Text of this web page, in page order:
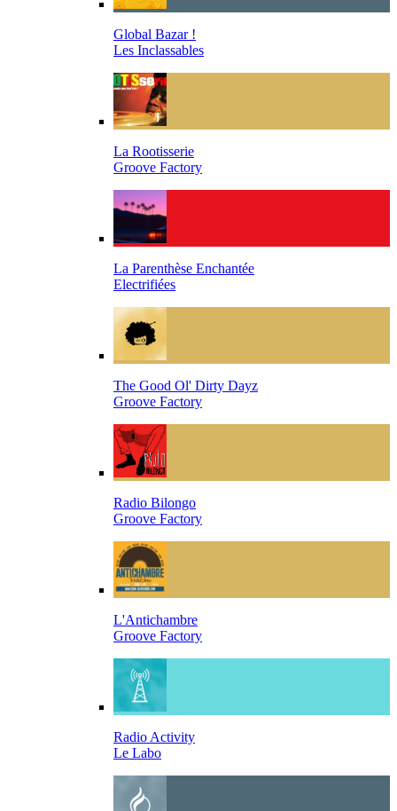
Global Bazar !
Les Inclassables
La Rootisserie
Groove Factory
La Parenthèse Enchantée
Electrifiées
The Good Ol' Dirty Dayz
Groove Factory
Radio Bilongo
Groove Factory
L'Antichambre
Groove Factory
Radio Activity
Le Labo